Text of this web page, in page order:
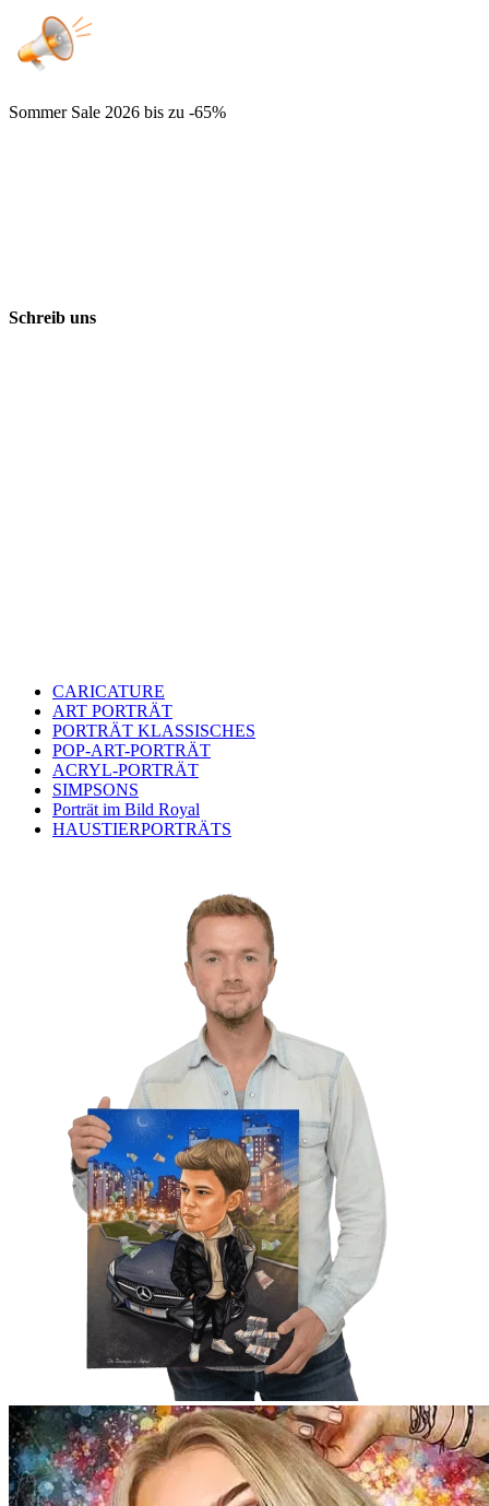
Sommer Sale 2026 bis zu -65%
Schreib uns
CARICATURE
ART PORTRÄT
PORTRÄT KLASSISCHES
POP-ART-PORTRÄT
ACRYL-PORTRÄT
SIMPSONS
Porträt im Bild Royal
HAUSTIERPORTRÄTS